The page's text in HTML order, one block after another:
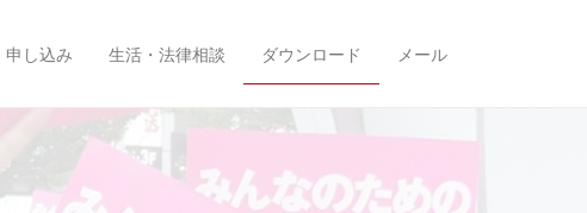
申し込み 生活・法律相談 ダウンロード メール